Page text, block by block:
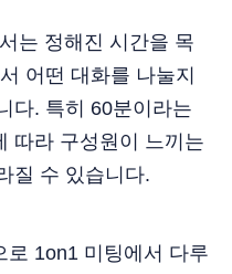
는 정해진 시간을 목
어떤 대화를 나눌지
다. 특히 60분이라는
따라 구성원이 느끼는
질 수 있습니다.
로 1on1 미팅에서 다루